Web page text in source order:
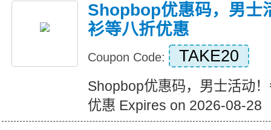
Shopbop优惠码，男士
衫等八折优惠
Coupon Code: TAKE20
Shopbop优惠码，男士活动
优惠 Expires on 2026-08-28